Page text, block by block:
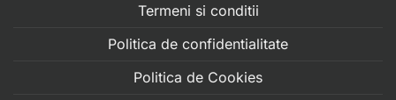
Termeni si conditii
Politica de confidentialitate
Politica de Cookies